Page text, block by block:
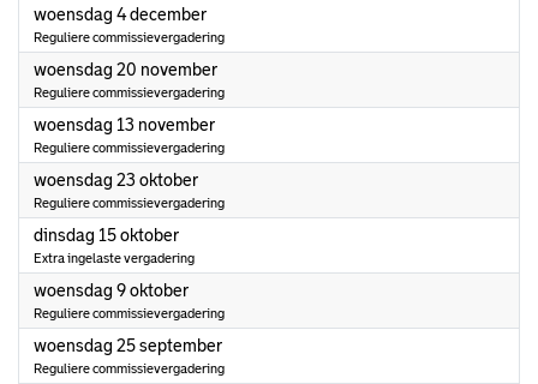
woensdag 4 december2024
Reguliere commissievergadering
woensdag 20 november2024
Reguliere commissievergadering
woensdag 13 november2024
Reguliere commissievergadering
woensdag 23 oktober2024
Reguliere commissievergadering
dinsdag 15 oktober2024
Extra ingelaste vergadering
woensdag 9 oktober2024
Reguliere commissievergadering
woensdag 25 september2024
Reguliere commissievergadering